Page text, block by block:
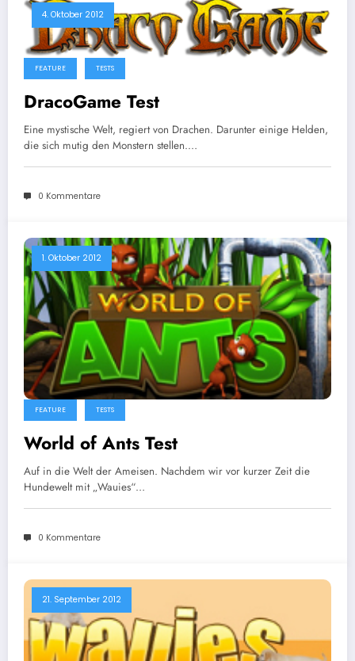
4. Oktober 2012
FEATURE TESTS
DracoGame Test
Eine mystische Welt, regiert von Drachen. Darunter einige Helden,
die sich mutig den Monstern stellen.…
0 Kommentare
1. Oktober 2012
FEATURE TESTS
World of Ants Test
Auf in die Welt der Ameisen. Nachdem wir vor kurzer Zeit die
Hundewelt mit „Wauies“…
0 Kommentare
21. September 2012